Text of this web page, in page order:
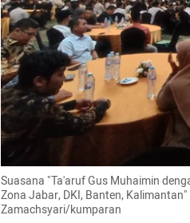
Suasana "Ta'aruf Gus Muhaimin
Zona Jabar, DKI, Banten,
Zamachsyari/kumparan